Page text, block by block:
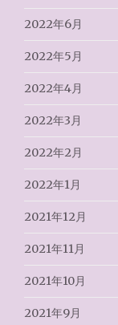
2022年6月
2022年5月
2022年4月
2022年3月
2022年2月
2022年1月
2021年12月
2021年11月
2021年10月
2021年9月